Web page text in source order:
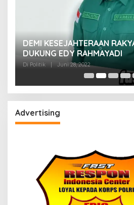
DEMI KESEJAHTERAAN
DUKUNG EDY RAHMAYADI
Di Politik Juni 28, 2022
Advertising